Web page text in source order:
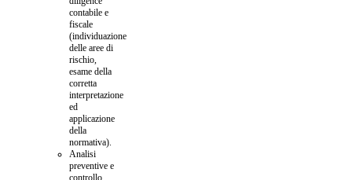
contabile e
fiscale
(individuazione
delle aree di
rischio,
esame della
corretta
interpretazione
ed
applicazione
della
normativa).
Analisi
preventive e
controllo